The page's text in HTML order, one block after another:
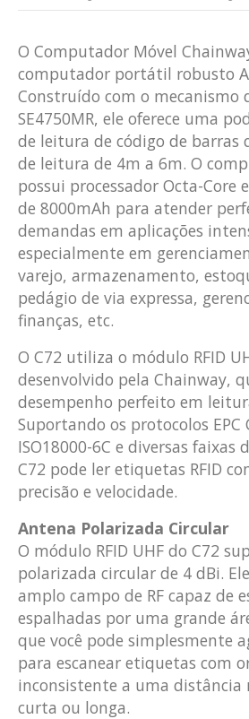
O Computador Móvel
computador portátil robusto
Construído com o mecanismo
SE4750MR, ele oferece uma
de leitura de código de barras
de leitura de 4m a 6m. O
possui processador Octa-Core
de 8000mAh para atender
demandas em aplicações
especialmente em
varejo, armazenamento,
pedágio de via expressa,
finanças, etc.
O C72 utiliza o módulo RFID
desenvolvido pela Chainway,
desempenho perfeito em
Suportando os protocolos EPC
ISO18000-6C e diversas faixas
C72 pode ler etiquetas RFID
precisão e velocidade.
Antena Polarizada Circular
O módulo RFID UHF do C72
polarizada circular de 4 dBi.
amplo campo de RF capaz de
espalhadas por uma grande
que você pode simplesmente
para escanear etiquetas com
inconsistente a uma distância
curta ou longa.